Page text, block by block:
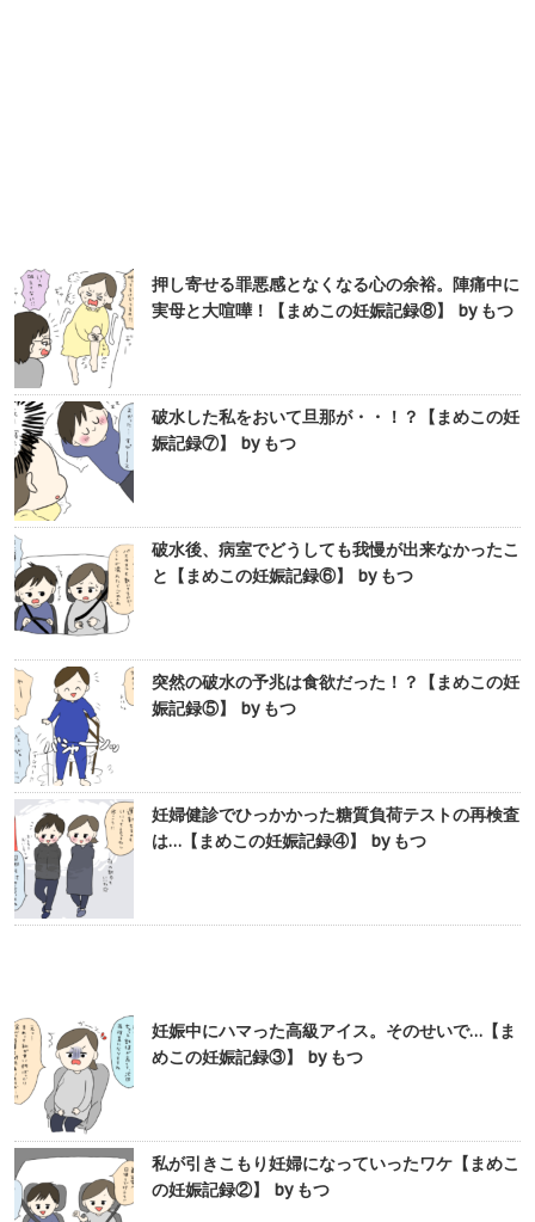
押し寄せる罪悪感となくなる心の余裕。陣痛中に
実母と大喧嘩！【まめこの妊娠記録⑧】 by もつ
破水した私をおいて旦那が・・！？【まめこの妊
娠記録⑦】 by もつ
破水後、病室でどうしても我慢が出来なかったこ
と【まめこの妊娠記録⑥】 by もつ
突然の破水の予兆は食欲だった！？【まめこの妊
娠記録⑤】 by もつ
妊婦健診でひっかかった糖質負荷テストの再検査
は…【まめこの妊娠記録④】 by もつ
妊娠中にハマった高級アイス。そのせいで…【ま
めこの妊娠記録③】 by もつ
私が引きこもり妊婦になっていったワケ【まめこ
の妊娠記録②】 by もつ